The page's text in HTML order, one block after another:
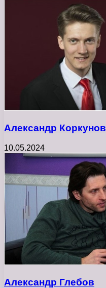
Александр Коркунов
10.05.2024
Александр Глебов